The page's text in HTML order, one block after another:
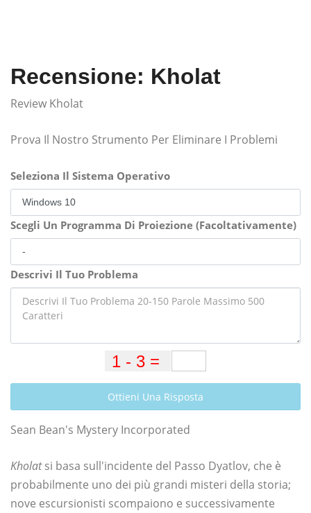
Recensione: Kholat
Review Kholat
Prova Il Nostro Strumento Per Eliminare I Problemi
Seleziona Il Sistema Operativo
Scegli Un Programma Di Proiezione (Facoltativamente)
Descrivi Il Tuo Problema
Ottieni Una Risposta
Sean Bean's Mystery Incorporated
Kholatsi basa sull'incidente del Passo Dyatlov, che è
probabilmente uno dei più grandi misteri della storia;
nove escursionisti scompaiono e successivamente